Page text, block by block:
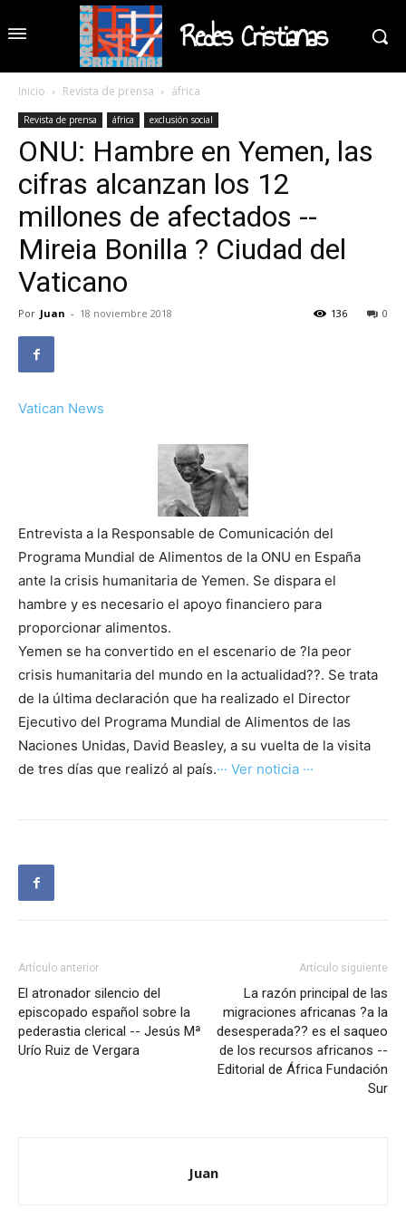
Redes Cristianas
Inicio Revista de prensa áfrica
Revista de prensa áfrica exclusión social
ONU: Hambre en Yemen, las
cifras alcanzan los 12
millones de afectados --
Mireia Bonilla ? Ciudad del
Vaticano
Por Juan - 18 noviembre 2018 0
136
Vatican News
Entrevista a la Responsable de Comunicación del
Programa Mundial de Alimentos de la ONU en España
ante la crisis humanitaria de Yemen. Se dispara el
hambre y es necesario el apoyo financiero para
proporcionar alimentos.
Yemen se ha convertido en el escenario de ?la peor
crisis humanitaria del mundo en la actualidad??. Se trata
de la última declaración que ha realizado el Director
Ejecutivo del Programa Mundial de Alimentos de las
Naciones Unidas, David Beasley, a su vuelta de la visita
de tres días que realizó al país.··· Ver noticia ···
Artículo anterior
El atronador silencio del
episcopado español sobre la
pederastia clerical -- Jesús Mª
Urío Ruiz de Vergara
Artículo siguiente
La razón principal de las
migraciones africanas ?a la
desesperada?? es el saqueo
de los recursos africanos --
Editorial de África Fundación
Sur
Juan